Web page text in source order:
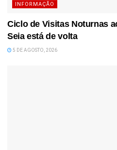
INFORMAÇÃO
Ciclo de Visitas Noturnas
Seia está de volta
5 DE AGOSTO, 2026